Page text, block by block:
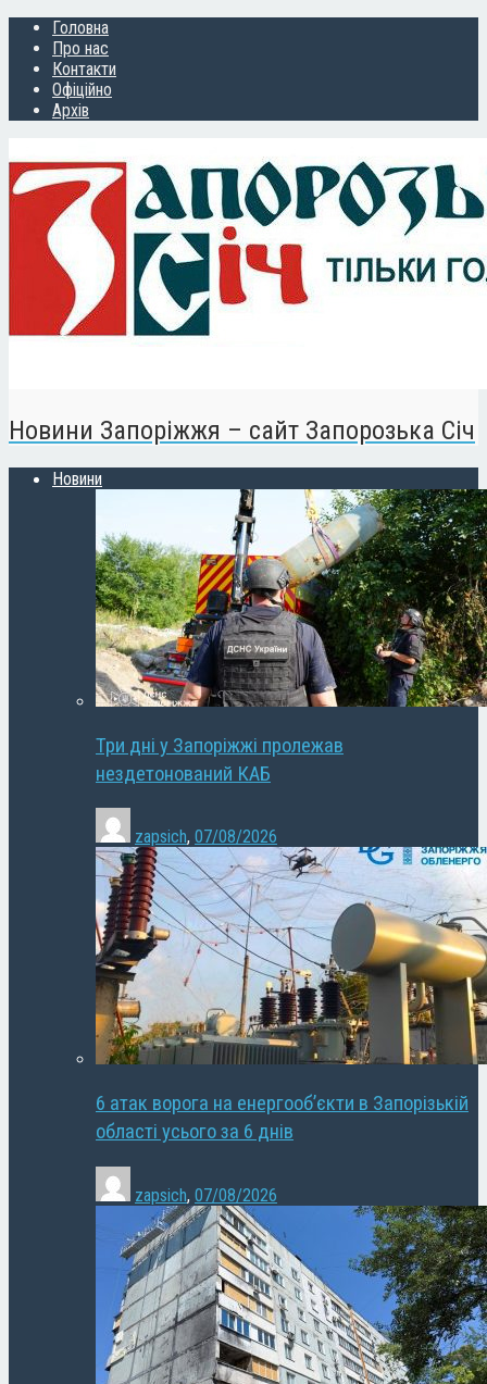
Головна
Про нас
Контакти
Офіційно
Архів
Новини Запоріжжя – сайт Запорозька Січ
Новини
Три дні у Запоріжжі пролежав
нездетонований КАБ
zapsich, 07/08/2026
6 атак ворога на енергооб’єкти в Запорізькій
області усього за 6 днів
zapsich, 07/08/2026